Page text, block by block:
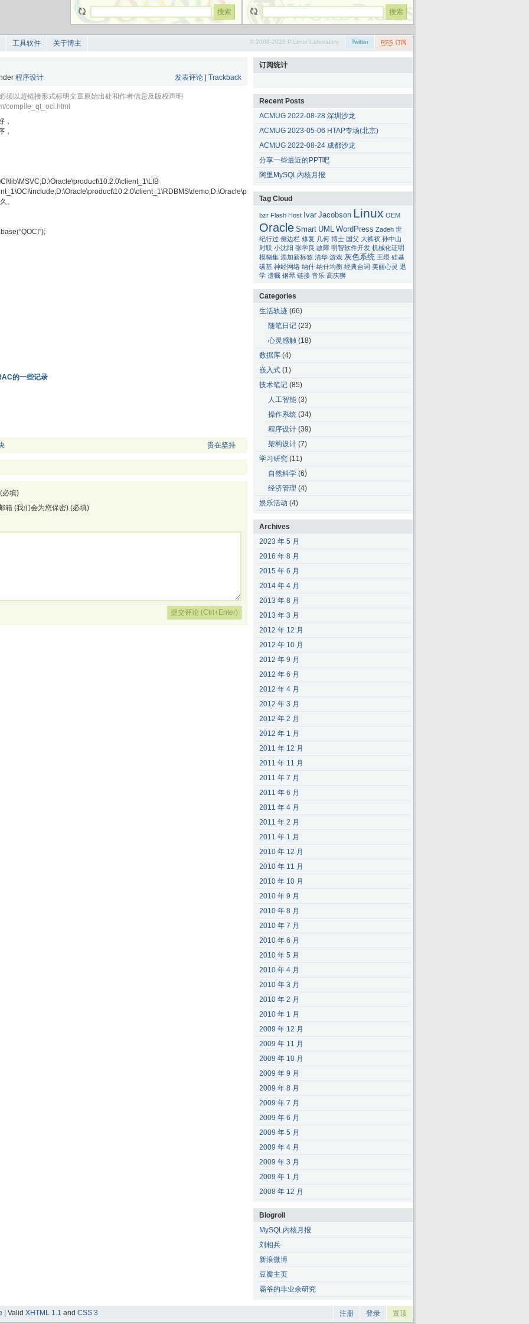
工具软件 关于博主 RSS 订阅
Twitter
© 2008-2026 P.Linux Laboratory
程序设计 发表评论 Trackback
须以超链接形式标明文章原始出处和作者信息及版权声明
compile_qt_oci.html
，
，
。
的一些记录
贵在坚持
必填)
箱 (我们会为您保密) (必填)
订阅统计
Recent Posts
ACMUG 2022-08-28 深圳沙龙
ACMUG 2023-05-06 HTAP专场(北京)
ACMUG 2022-08-24 成都沙龙
分享一些最近的PPT吧
阿里MySQL内核月报
Tag Cloud
bzr Flash Host Ivar Jacobson Linux OEM
Oracle Smart UML WordPress Zadeh 世
纪行过 侧边栏 修复 几何 博士 国父 大裤衩 孙中山
对联 小沈阳 张学良 故障 明智软件开发 机械化证明
模糊集 添加新标签 清华 游戏 灰色系统 王垠 硅基
碳基 神经网络 纳什 纳什均衡 经典台词 美丽心灵 退
学 遗嘱 钢琴 链接 音乐 高庆狮
Categories
生活轨迹 (66)
随笔日记 (23)
心灵感触 (18)
数据库 (4)
嵌入式 (1)
技术笔记 (85)
人工智能 (3)
操作系统 (34)
程序设计 (39)
架构设计 (7)
学习研究 (11)
自然科学 (6)
经济管理 (4)
娱乐活动 (4)
Archives
2023 年 5 月
2016 年 8 月
2015 年 6 月
2014 年 4 月
2013 年 8 月
2013 年 3 月
2012 年 12 月
2012 年 10 月
2012 年 9 月
2012 年 6 月
2012 年 4 月
2012 年 3 月
2012 年 2 月
2012 年 1 月
2011 年 12 月
2011 年 11 月
2011 年 7 月
2011 年 6 月
2011 年 4 月
2011 年 2 月
2011 年 1 月
2010 年 12 月
2010 年 11 月
2010 年 10 月
2010 年 9 月
2010 年 8 月
2010 年 7 月
2010 年 6 月
2010 年 5 月
2010 年 4 月
2010 年 3 月
2010 年 2 月
2010 年 1 月
2009 年 12 月
2009 年 11 月
2009 年 10 月
2009 年 9 月
2009 年 8 月
2009 年 7 月
2009 年 6 月
2009 年 5 月
2009 年 4 月
2009 年 3 月
2009 年 1 月
2008 年 12 月
Blogroll
MySQL内核月报
刘相兵
新浪微博
豆瓣主页
霸爷的非业余研究
| Valid XHTML 1.1 and CSS 3 注册 登录 置顶